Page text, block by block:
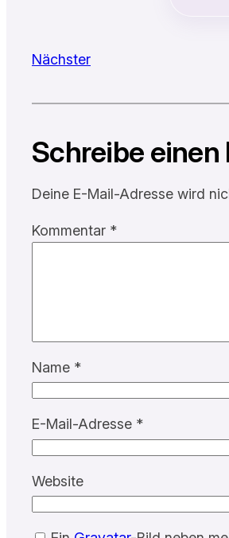
Nächster
Schreibe
Deine E-Mail-Adresse wird
Kommentar *
Name *
E-Mail-Adresse *
Website